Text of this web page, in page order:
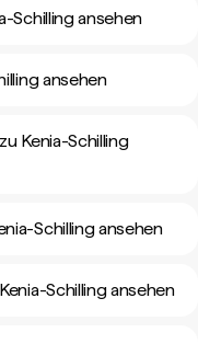
Schilling ansehen
ansehen
Kenia-Schilling
Schilling ansehen
Schilling ansehen